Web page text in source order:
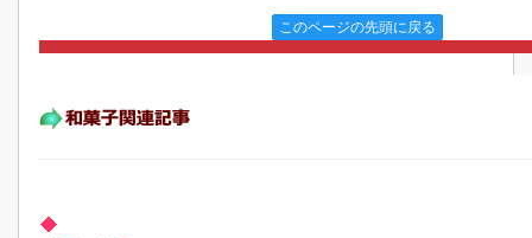
このページの先頭に戻る